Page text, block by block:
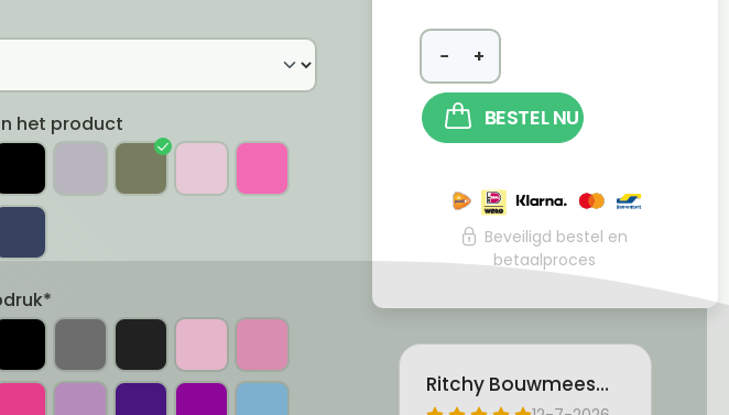
het product
− +
BESTEL NU
Beveiligd bestel en
betaalproces